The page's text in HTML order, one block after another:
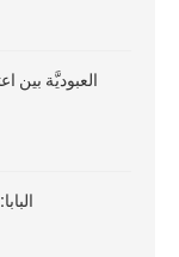
العبوديَّة بين